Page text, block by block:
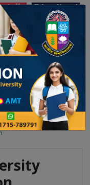
ভর্তি প্রফেশনাল অনার্স
২০২৫-২৬ শিক্ষাবর্ষে
All Division
College in Nilphamari